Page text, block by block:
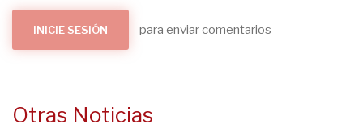
INICIE SESIÓN para enviar comentarios
Otras Noticias